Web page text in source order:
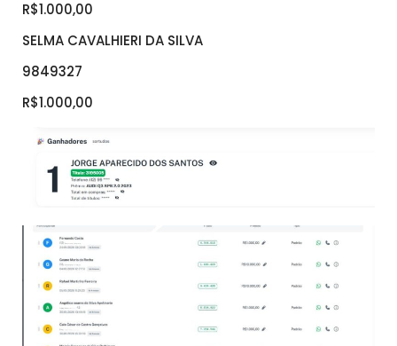
R$1.000,00
SELMA CAVALHIERI DA SILVA
9849327
R$1.000,00